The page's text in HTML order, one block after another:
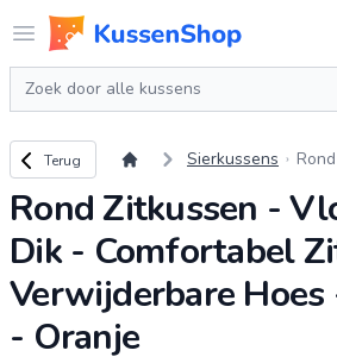
Open menu
Logo www.kussenshop.nl
Zoeken
Terug naar overzicht
Terug Sierkussens
Rond Zitkussen -
Dik - Comfortabel
Verwijderbare
- Oranje